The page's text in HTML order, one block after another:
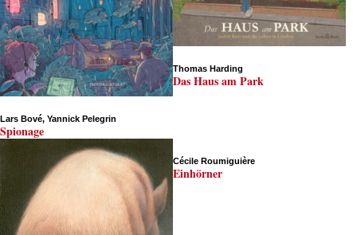
Lars Bové, Yannick Pelegrin
Spionage
Thomas Harding
Das Haus am Park
Cécile Roumiguière
Einhörner